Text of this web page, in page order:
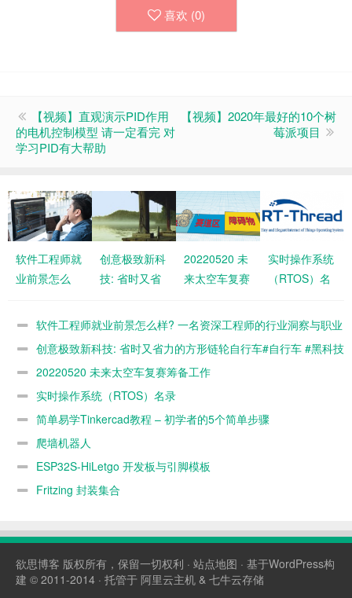
喜欢 (0)
【视频】直观演示PID作用
的电机控制模型 请一定看完 对
学习PID有大帮助
【视频】2020年最好的10个树
莓派项目
软件工程师就
业前景怎么
工程师的行业
展建议
创意极致新科
技: 省时又省
自行车#自行
骑行 #好物推
荐
#新奇特
创意 @抖音
短视频
20220520 未
来太空车复赛
实时操作系统
（RTOS）名
软件工程师就业前景怎么样? 一名资深工程师的行业洞察与职业
发展建议
创意极致新科技: 省时又省力的方形链轮自行车#自行车 #黑科技
#骑行 #好物推荐
#新奇特创意 @抖音短视频
20220520 未来太空车复赛筹备工作
实时操作系统（RTOS）名录
简单易学Tinkercad教程 – 初学者的5个简单步骤
爬墙机器人
ESP32S-HiLetgo 开发板与引脚模板
Fritzing 封装集合
欲思博客 版权所有，保留一切权利 · 站点地图 · 基于WordPress构
建 © 2011-2014 · 托管于 阿里云主机 & 七牛云存储